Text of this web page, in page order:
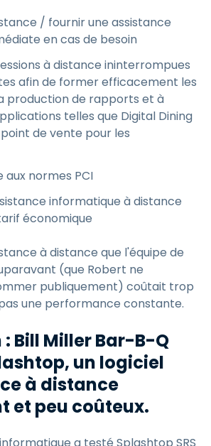
/ fournir une assistance
en cas de besoin
à distance ininterrompues
afin de former efficacement les
production de rapports et à
telles que Digital Dining
de vente pour les
normes PCI
informatique à distance
économique
à distance que l'équipe de
(que Robert ne
publiquement) coûtait trop
une performance constante.
Bill Miller Bar-B-Q
un logiciel
à distance
et peu coûteux.